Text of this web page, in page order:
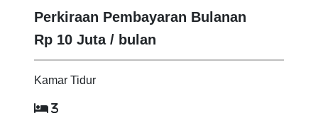
Perkiraan Pembayaran Bulanan
Rp 10 Juta / bulan
Kamar Tidur
3